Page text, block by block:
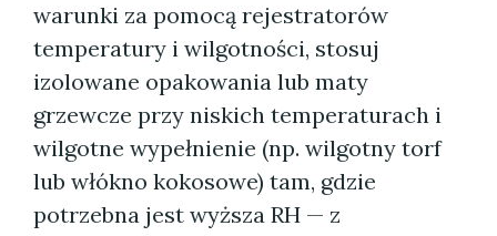
warunki za pomocą rejestratorów
temperatury i wilgotności, stosuj
izolowane opakowania lub maty
grzewcze przy niskich temperaturach i
wilgotne wypełnienie (np. wilgotny torf
lub włókno kokosowe) tam, gdzie
potrzebna jest wyższa RH — z